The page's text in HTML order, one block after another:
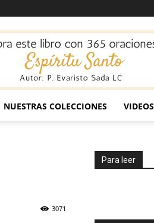
NUESTRAS COLECCIONES VIDEOS
3071
Para leer